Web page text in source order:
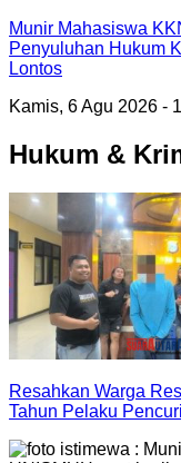
Munir Mahasiswa
Penyuluhan Hukum
Lontos
Kamis, 6 Agu 2026 -
Hukum &
Resahkan Warga
Tahun Pelaku